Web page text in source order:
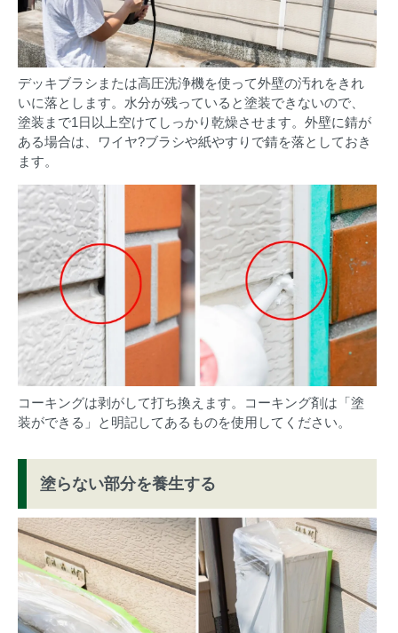
デッキブラシまたは高圧洗浄機を使って外壁の汚れをきれ
いに落とします。水分が残っていると塗装できないので、
塗装まで1日以上空けてしっかり乾燥させます。外壁に錆が
ある場合は、ワイヤ?ブラシや紙やすりで錆を落としておき
ます。
コーキングは剥がして打ち換えます。コーキング剤は「塗
装ができる」と明記してあるものを使用してください。
塗らない部分を養生する